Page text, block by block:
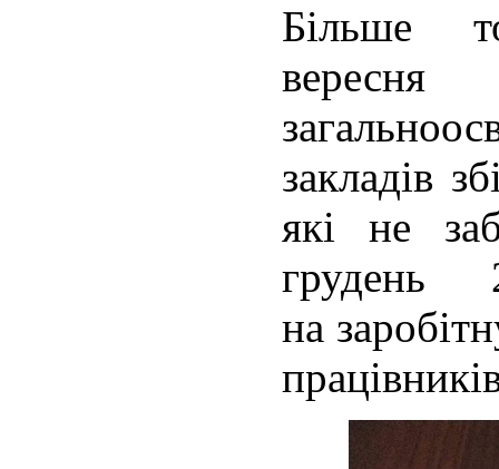
Більше
закладів
які не
грудень
на